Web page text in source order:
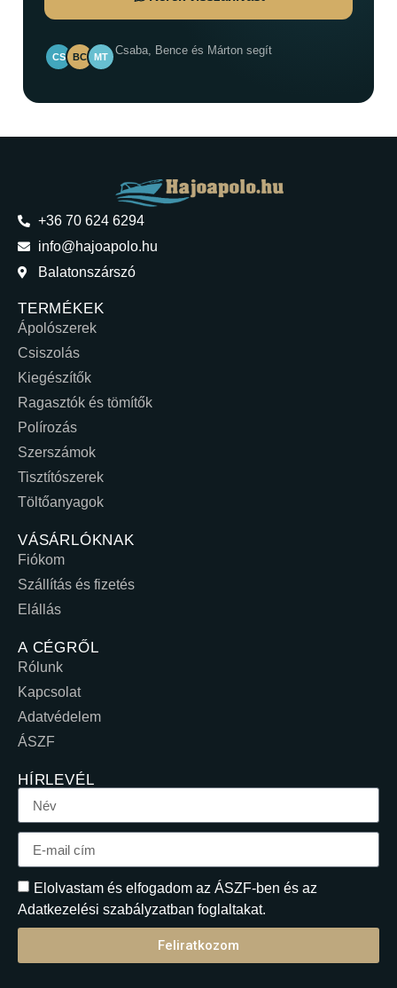
CS BC MT Csaba, Bence és Márton segít
+36 70 624 6294
info@hajoapolo.hu
Balatonszárszó
TERMÉKEK
Ápolószerek
Csiszolás
Kiegészítők
Ragasztók és tömítők
Polírozás
Szerszámok
Tisztítószerek
Töltőanyagok
VÁSÁRLÓKNAK
Fiókom
Szállítás és fizetés
Elállás
A CÉGRŐL
Rólunk
Kapcsolat
Adatvédelem
ÁSZF
HÍRLEVÉL
Elolvastam és elfogadom az ÁSZF-ben és az
Adatkezelési szabályzatban foglaltakat.
Feliratkozom